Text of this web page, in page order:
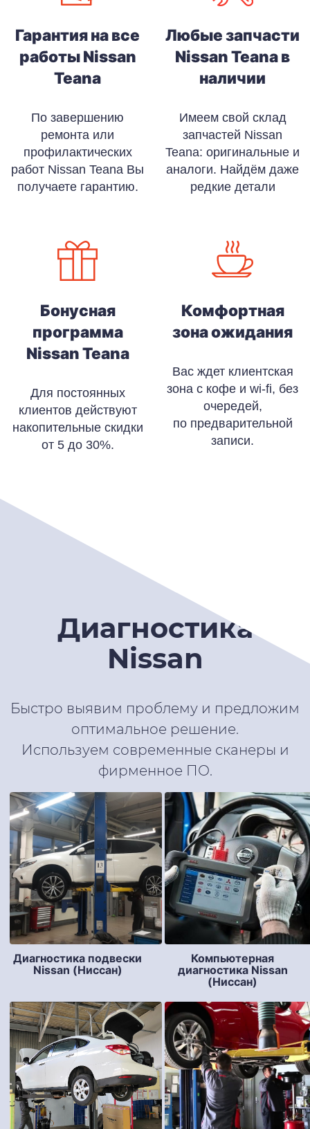
Гарантия на все
работы Nissan
Teana
По завершению
ремонта или
профилактических
работ Nissan Teana Вы
получаете гарантию.
Бонусная
программа
Nissan Teana
Для постоянных
клиентов действуют
накопительные скидки
от 5 до 30%.
Любые запчасти
Nissan Teana в
наличии
Имеем свой склад
запчастей Nissan
Teana: оригинальные и
аналоги. Найдём даже
редкие детали
Комфортная
зона ожидания
Вас ждет клиентская
зона с кофе и wi-fi, без
очередей,
по предварительной
записи.
Диагностика
Nissan
Быстро выявим проблему и предложим
оптимальное решение.
Используем современные сканеры и
фирменное ПО.
Диагностика подвески
Nissan (Ниссан)
Компьютерная
диагностика Nissan
(Ниссан)